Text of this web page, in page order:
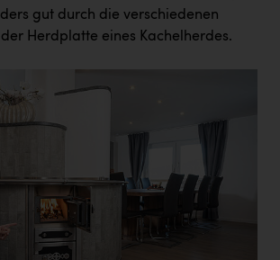
gut durch die verschiedenen
Herdplatte eines Kachelherdes.